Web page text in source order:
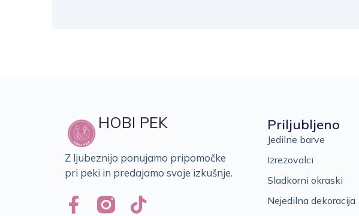
HOBI PEK
Z ljubeznijo ponujamo pripomočke
pri peki in predajamo svoje izkušnje.
Priljubljeno
Jedilne barve
Izrezovalci
Sladkorni okraski
Nejedilna dekoracija